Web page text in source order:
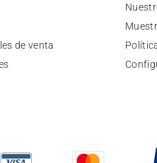
de venta